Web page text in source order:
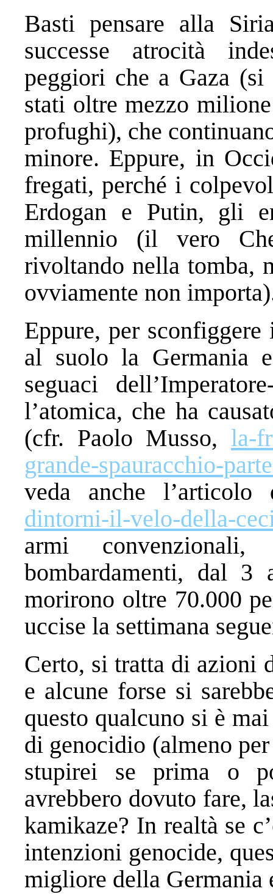
Basti pensare alla
successe atrocità
peggiori che a Gaza
stati oltre mezzo
profughi), che
minore. Eppure, in
fregati, perché i
Erdogan e Putin, gli
millennio (il vero
rivoltando nella tomba,
ovviamente non
Eppure, per
al suolo la Germania
seguaci
l’atomica, che ha
(cfr. Paolo Musso, la-
grande-spauracchio-
veda anche
dintorni-il-velo-della-
armi
bombardamenti, dal
morirono oltre 70.000
uccise la settimana
Certo, si tratta di azioni
e alcune forse si
questo qualcuno si è
di genocidio (almeno
stupirei se prima o
avrebbero dovuto fare,
kamikaze? In realtà se
intenzioni genocide,
migliore della Germania